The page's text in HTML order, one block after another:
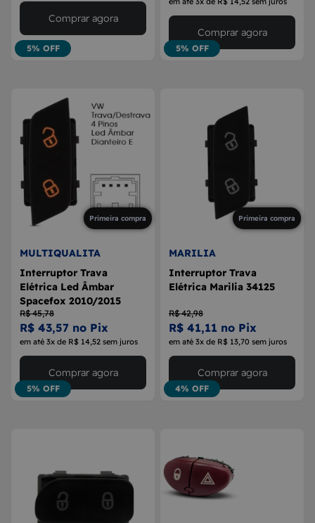
5% OFF
Comprar agora
5% OFF
Comprar agora
Primeira compra
MULTIQUALITA
Interruptor Trava
Elétrica Led Âmbar
Spacefox 2010/2015
R$ 45,78
R$ 43,57 no Pix
em até 3x de R$ 14,52 sem juros
5% OFF
Comprar agora
Primeira compra
MARILIA
Interruptor Trava
Elétrica Marilia 34125
R$ 42,98
R$ 41,11 no Pix
em até 3x de R$ 13,70 sem juros
4% OFF
Comprar agora